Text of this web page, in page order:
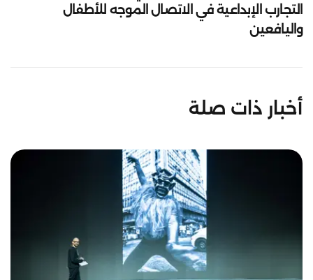
التجارب الإبداعية في الاتصال الموجه للأطفال
واليافعين
أخبار ذات صلة